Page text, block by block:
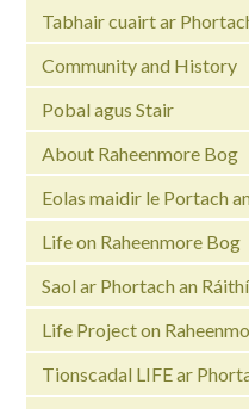
Tabhair cuairt ar
Community and History
Pobal agus Stair
About Raheenmore Bog
Eolas maidir le Portach
Life on Raheenmore Bog
Saol ar Phortach an
Life Project on
Tionscadal LIFE ar